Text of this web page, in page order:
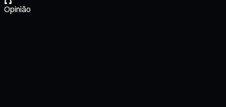
Opinião